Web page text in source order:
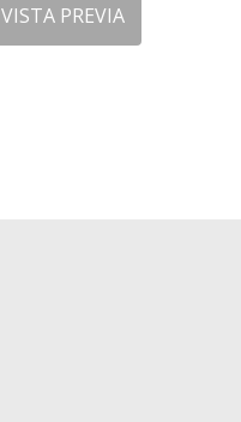
VISTA PREVIA